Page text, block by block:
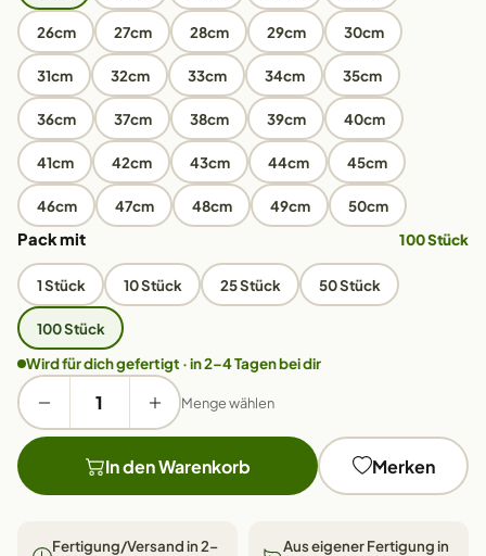
26cm 27cm 28cm 29cm 30cm
31cm 32cm 33cm 34cm 35cm
36cm 37cm 38cm 39cm 40cm
41cm 42cm 43cm 44cm 45cm
46cm 47cm 48cm 49cm 50cm
Pack mit 100 Stück
1 Stück 10 Stück 25 Stück 50 Stück
100 Stück
Wird für dich gefertigt · in 2–4 Tagen bei dir
Menge wählen
In den Warenkorb Merken
Fertigung/Versand in 2–
Aus eigener Fertigung in